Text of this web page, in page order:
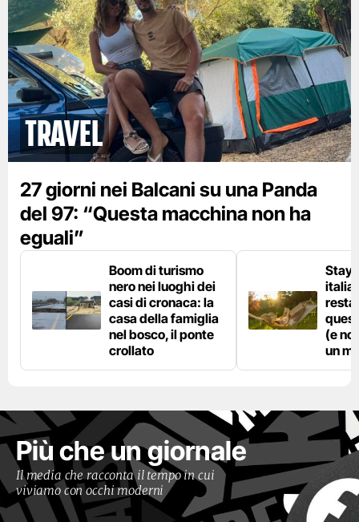
Travel
27 giorni nei Balcani su una Panda
del 97: “Questa macchina non ha
eguali”
Boom di turismo
nero nei luoghi dei
casi di cronaca: la
casa della famiglia
nel bosco, il ponte
crollato
resta
(e
un
Più che un giornale
Il media che racconta il tempo in cui
viviamo con occhi moderni